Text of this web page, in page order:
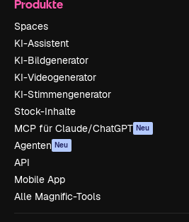
Produkte
Spaces
KI-Assistent
KI-Bildgenerator
KI-Videogenerator
KI-Stimmengenerator
Stock-Inhalte
MCP für Claude/ChatGPT Neu
Agenten Neu
API
Mobile App
Alle Magnific-Tools